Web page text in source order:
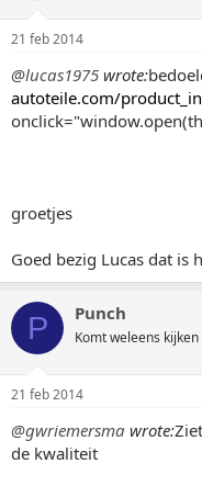
21 feb 2014
@lucas1975 wrote:
autoteile.com/
groetjes
Goed bezig Lucas dat
P Punch
Komt weleens kijken
21 feb 2014
@gwriemersma wrote:
de kwaliteit